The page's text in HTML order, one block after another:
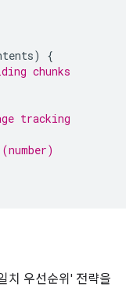
)
{
chunks
tracking
치 우선순위' 전략을